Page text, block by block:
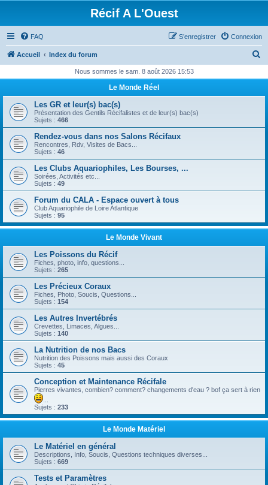
Récif A L'Ouest
FAQ Connexion
S’enregistrer
Accueil Index du forum
h
r
Nous sommes le sam. 8 août 2026 15:53
Le Monde Réel
Les GR et leur(s) bac(s)
Présentation des Gentils Récifalistes et de leur(s) bac(s)
Sujets : 466
Rendez-vous dans nos Salons Récifaux
Rencontres, Rdv, Visites de Bacs...
Sujets : 46
Les Clubs Aquariophiles, Les Bourses, ...
Soirées, Activités etc...
Sujets : 49
Forum du CALA - Espace ouvert à tous
Club Aquariophile de Loire Atlantique
Sujets : 95
Le Monde Vivant
Les Poissons du Récif
Fiches, photo, info, questions...
Sujets : 265
Les Précieux Coraux
Fiches, Photo, Soucis, Questions...
Sujets : 154
Les Autres Invertébrés
Crevettes, Limaces, Algues...
Sujets : 140
La Nutrition de nos Bacs
Nutrition des Poissons mais aussi des Coraux
Sujets : 45
Conception et Maintenance Récifale
Pierres vivantes, combien? comment? changements d'eau ? bof ça sert à rien
Sujets : 233
Le Monde Matériel
Le Matériel en général
Descriptions, Info, Soucis, Questions techniques diverses...
Sujets : 669
Tests et Paramètres